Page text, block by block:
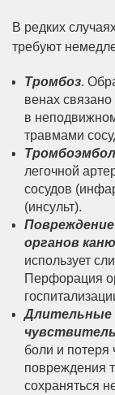
В редких
требуют
Тромбоз.
венах
в
травмами
легочной
сосудов
(инсульт).
органов
использует
Перфорация
Длительные
боли и потеря
повреждения
сохраняться